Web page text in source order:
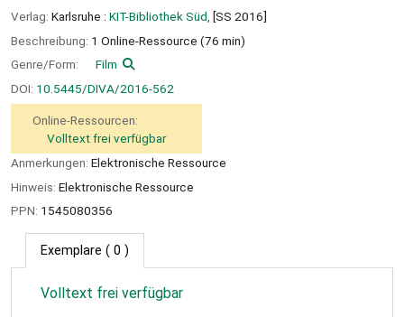
Verlag: Karlsruhe : KIT-Bibliothek Süd, [SS 2016]
Beschreibung: 1 Online-Ressource (76 min)
Genre/Form:
Film
DOI: 10.5445/DIVA/2016-562
Online-Ressourcen:
Volltext frei verfügbar
Anmerkungen: Elektronische Ressource
Hinweis: Elektronische Ressource
PPN: 1545080356
Exemplare ( 0 )
Volltext frei verfügbar